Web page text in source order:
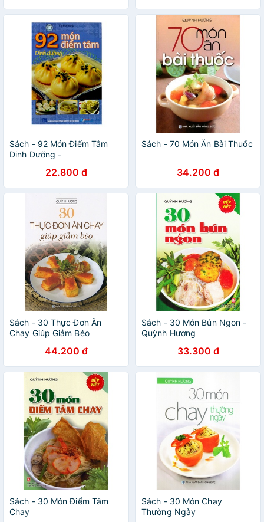
Sách - 92 Món Điểm Tâm
Dinh Dưỡng -
22.800 đ
Sách - 70 Món Ăn Bài Thuốc
34.200 đ
Sách - 30 Thực Đơn Ăn
Chay Giúp Giảm Béo
44.200 đ
Sách - 30 Món Bún Ngon -
Quỳnh Hương
33.300 đ
Sách - 30 Món Điểm Tâm
Chay
Sách - 30 Món Chay
Thường Ngày